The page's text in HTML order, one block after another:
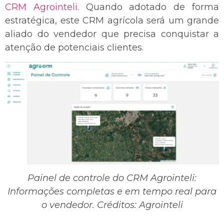
CRM Agrointeli. Quando adotado de forma
estratégica, este CRM agrícola será um grande
aliado do vendedor que precisa conquistar a
atenção de potenciais clientes.
Painel de controle do CRM Agrointeli:
Informações completas e em tempo real para
o vendedor. Créditos: Agrointeli